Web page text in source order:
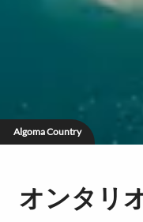
Algoma Country
オンタリ